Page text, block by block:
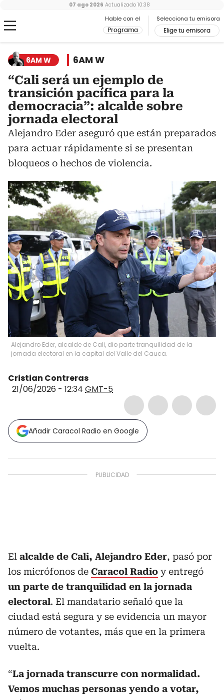
Hable con el
Programa
Selecciona tu emisora
Elige tu emisora
07 ago 2026 Actualizado 10:38
6AM W 6AM W
“Cali será un ejemplo de
transición pacífica para la
democracia”: alcalde sobre
jornada electoral
Alejandro Eder aseguró que están preparados
para actuar rápidamente si se presentan
bloqueos o hechos de violencia.
Alejandro Eder, alcalde de Cali, dio parte tranquilidad de la
jornada electoral en la capital del Valle del Cauca.
Cristian Contreras
21/06/2026 - 12:34 GMT-5
Añadir Caracol Radio en Google
El alcalde de Cali, Alejandro Eder, pasó por
los micrófonos de Caracol Radio y entregó
un parte de tranquilidad en la jornada
electoral. El mandatario señaló que la
ciudad está segura y se evidencia un mayor
número de votantes, más que en la primera
vuelta.
“La jornada transcurre con normalidad.
Vemos muchas personas yendo a votar,